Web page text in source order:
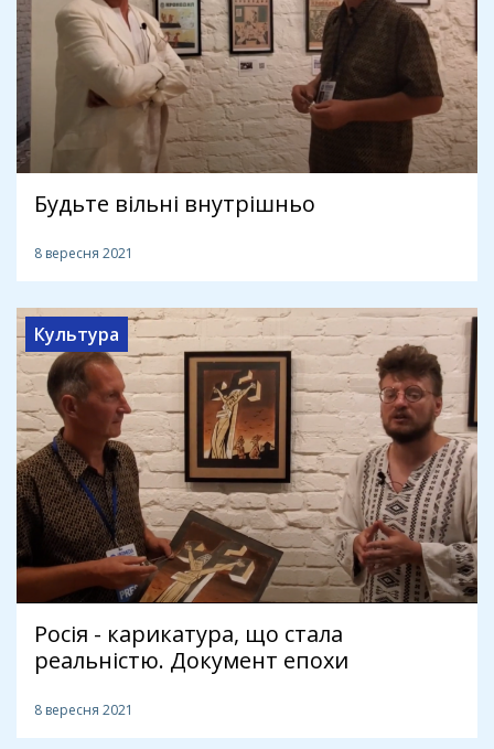
Будьте вільні внутрішньо
8 вересня 2021
Культура
Росія - карикатура, що стала
реальністю. Документ епохи
8 вересня 2021